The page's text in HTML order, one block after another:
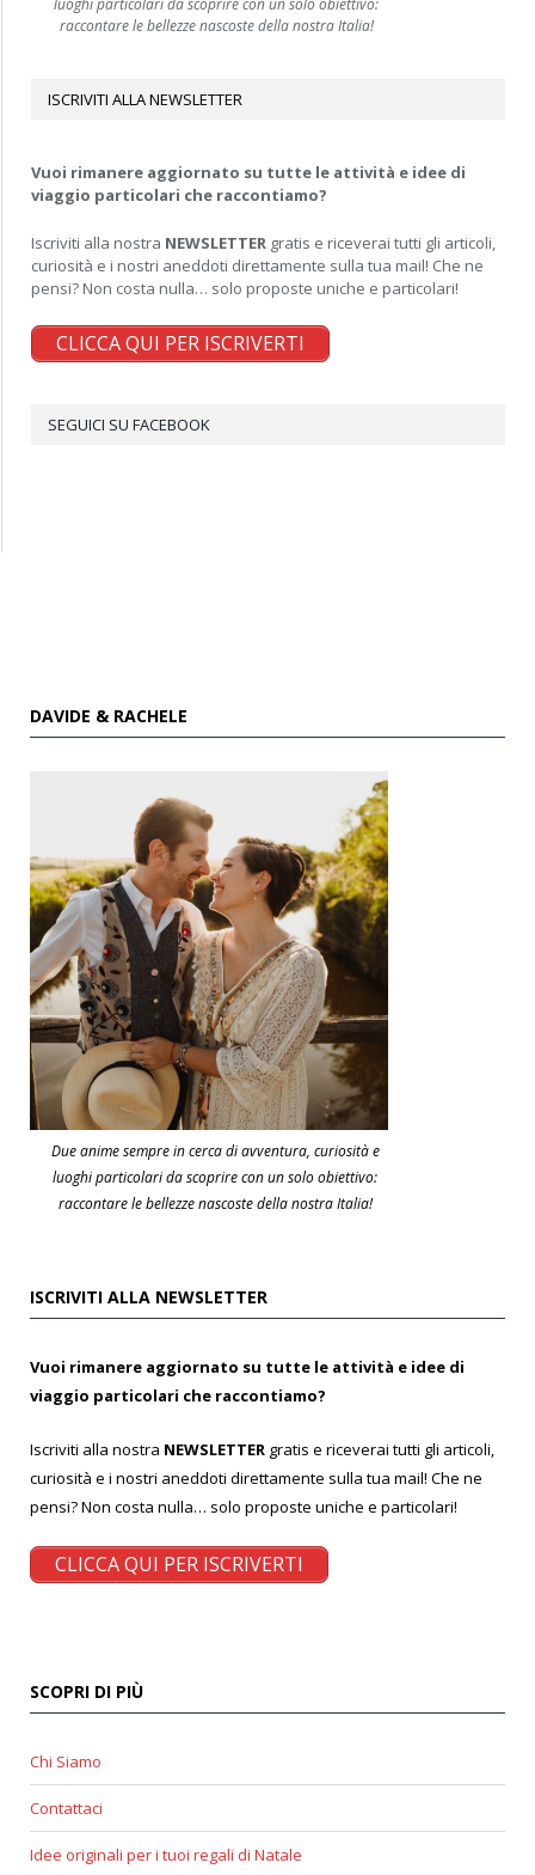
luoghi particolari da scoprire con un solo obiettivo:
raccontare le bellezze nascoste della nostra Italia!
ISCRIVITI ALLA NEWSLETTER
Vuoi rimanere aggiornato su tutte le attività e idee di
viaggio particolari che raccontiamo?
Iscriviti alla nostra NEWSLETTER gratis e riceverai tutti gli articoli,
curiosità e i nostri aneddoti direttamente sulla tua mail! Che ne
pensi? Non costa nulla… solo proposte uniche e particolari!
CLICCA QUI PER ISCRIVERTI
SEGUICI SU FACEBOOK
DAVIDE & RACHELE
Due anime sempre in cerca di avventura, curiosità e
luoghi particolari da scoprire con un solo obiettivo:
raccontare le bellezze nascoste della nostra Italia!
ISCRIVITI ALLA NEWSLETTER
Vuoi rimanere aggiornato su tutte le attività e idee di
viaggio particolari che raccontiamo?
Iscriviti alla nostra NEWSLETTER gratis e riceverai tutti gli articoli,
curiosità e i nostri aneddoti direttamente sulla tua mail! Che ne
pensi? Non costa nulla… solo proposte uniche e particolari!
CLICCA QUI PER ISCRIVERTI
SCOPRI DI PIÙ
Chi Siamo
Contattaci
Idee originali per i tuoi regali di Natale